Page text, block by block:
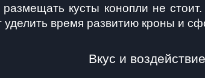
кусты конопли не
время развитию кроны и
Вкус и